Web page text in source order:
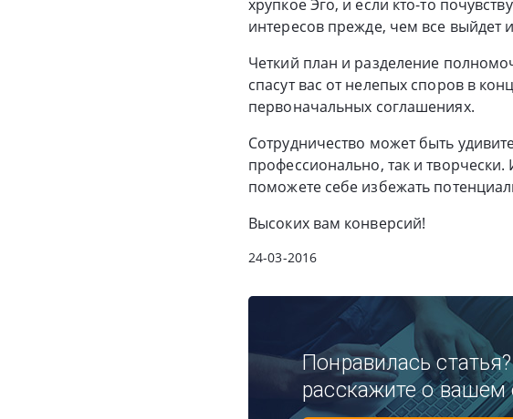
хрупкое Эго, и если кто-то
интересов прежде, чем все выйдет
Четкий план и разделение
спасут вас от нелепых споров в
первоначальных соглашениях.
Сотрудничество может быть
профессионально, так и
поможете себе избежать
Высоких вам конверсий!
24-03-2016
Понравилась
расскажите о вашем